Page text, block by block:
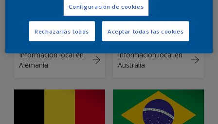
Información local en
Alemania
Información local en
Australia
Configuración de cookies
Rechazarlas todas Aceptar todas las cookies